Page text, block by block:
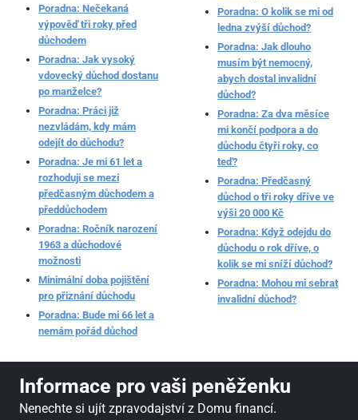
Poradna: Nečekaná
výpověď tři roky před
důchodem
Poradna: Jak vysoký
vdovecký důchod dostanu
po manželce?
Poradna: Práci již
nezvládám, kdy mám
odejít do důchodu?
Poradna: Je mi 61 let a
rozhoduji se mezi
předčasným důchodem a
předdůchodem
Poradna: Ročník narození
1963 a důchodové
možnosti
Minimální doba pojištění
pro přiznání důchodu
Poradna: Bude mi 66 let a
nemám pořád důchod
Poradna: O kolik se mi od
ledna zvýší důchod?
Poradna: Jak dlouho
musím být nemocný,
abych dostal invalidní
důchod?
Poradna: Za dva měsíce
mi končí podpora a do
důchodu čtyři roky, co
teď?
Poradna: Předčasný
důchod o tři roky dříve ve
výši 20 000 Kč
Poradna: Když odejdu do
důchodu o rok dříve, o
kolik se mi sníží důchod?
Poradna: Mohou mi sebrat
invalidní důchod?
Informace pro vaši peněženku
Nenechte si ujít zpravodajství z Domu financí.